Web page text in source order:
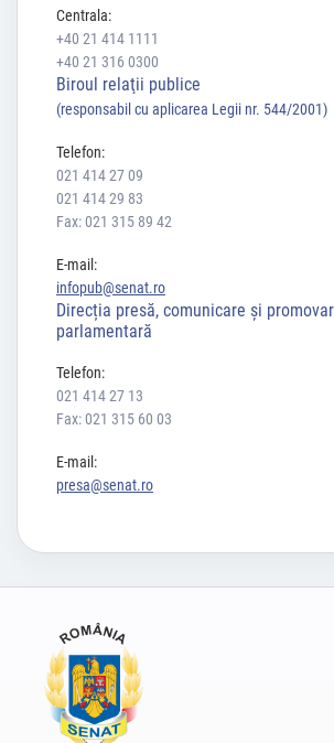
Centrala:
+40 21 414 1111
+40 21 316 0300
Biroul relaţii publice
(responsabil cu aplicarea Legii nr. 544/2001)
Telefon:
021 414 27 09
021 414 29 83
Fax: 021 315 89 42
E-mail:
infopub@senat.ro
Direcția presă, comunicare și
parlamentară
Telefon:
021 414 27 13
Fax: 021 315 60 03
E-mail:
presa@senat.ro